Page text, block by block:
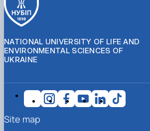
NATIONAL UNIVERSITY OF LIFE AND
ENVIRONMENTAL SCIENCES OF
UKRAINE
Site map